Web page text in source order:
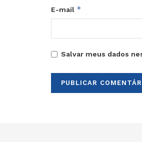
E-mail *
Salvar meus dados